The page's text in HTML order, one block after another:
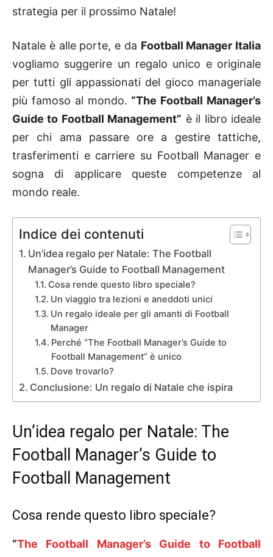
strategia per il prossimo Natale!
Natale è alle porte, e da Football Manager Italia
vogliamo suggerire un regalo unico e originale
per tutti gli appassionati del gioco manageriale
più famoso al mondo. “The Football Manager’s
Guide to Football Management” è il libro ideale
per chi ama passare ore a gestire tattiche,
trasferimenti e carriere su Football Manager e
sogna di applicare queste competenze al
mondo reale.
Indice dei contenuti
Un’idea regalo per Natale: The Football
Manager’s Guide to Football Management
Cosa rende questo libro speciale?
Un viaggio tra lezioni e aneddoti unici
Un regalo ideale per gli amanti di Football
Manager
Perché “The Football Manager’s Guide to
Football Management” è unico
Dove trovarlo?
Conclusione: Un regalo di Natale che ispira
Un’idea regalo per Natale: The
Football Manager’s Guide to
Football Management
Cosa rende questo libro speciale?
“The Football Manager’s Guide to Football